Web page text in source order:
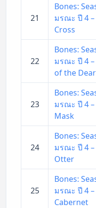
21
Bones:
มรณะ ปี 4 –
Cross
22
Bones:
มรณะ ปี 4 –
of the
23
Bones:
มรณะ ปี 4 –
Mask
24
Bones:
มรณะ ปี 4 –
Otter
25
Bones:
มรณะ ปี 4 –
Cabernet